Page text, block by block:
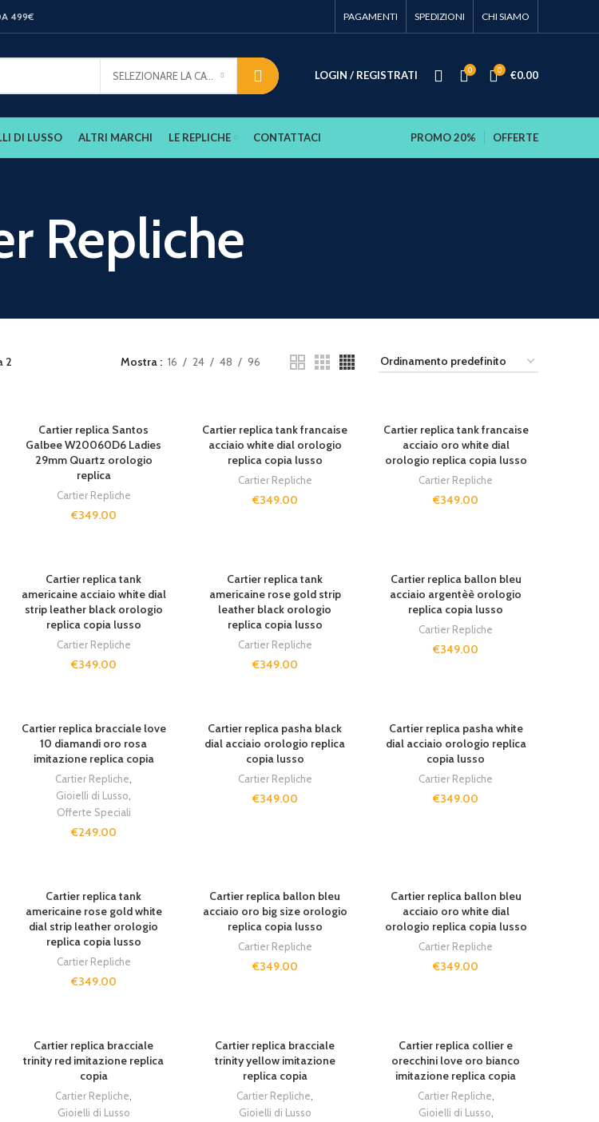
499€ PAGAMENTI SPEDIZIONI CHI SIAMO
SELEZIONARE LA CATEGORIA LOGIN / REGISTRATI 0 0 €0.00
DI LUSSO ALTRI MARCHI LE REPLICHE CONTATTACI PROMO 20% OFFERTE
Repliche
2 Mostra 16 24 48 96
Cartier replica Santos
Galbee W20060D6 Ladies
29mm Quartz orologio
replica
Cartier Repliche
€349.00
Cartier replica tank francaise
acciaio white dial orologio
replica copia lusso
Cartier Repliche
€349.00
Cartier replica tank francaise
acciaio oro white dial
orologio replica copia lusso
Cartier Repliche
€349.00
Cartier replica tank
americaine acciaio white dial
strip leather black orologio
replica copia lusso
Cartier Repliche
€349.00
Cartier replica tank
americaine rose gold strip
leather black orologio
replica copia lusso
Cartier Repliche
€349.00
Cartier replica ballon bleu
acciaio argentèè orologio
replica copia lusso
Cartier Repliche
€349.00
Cartier replica bracciale love
10 diamandi oro rosa
imitazione replica copia
Cartier Repliche
Gioielli di Lusso
Offerte Speciali
€249.00
Cartier replica pasha black
dial acciaio orologio replica
copia lusso
Cartier Repliche
€349.00
Cartier replica pasha white
dial acciaio orologio replica
copia lusso
Cartier Repliche
€349.00
Cartier replica tank
americaine rose gold white
dial strip leather orologio
replica copia lusso
Cartier Repliche
€349.00
Cartier replica ballon bleu
acciaio oro big size orologio
replica copia lusso
Cartier Repliche
€349.00
Cartier replica ballon bleu
acciaio oro white dial
orologio replica copia lusso
Cartier Repliche
€349.00
Cartier replica bracciale
trinity red imitazione replica
copia
Cartier Repliche
Gioielli di Lusso
Cartier replica bracciale
trinity yellow imitazione
replica copia
Cartier Repliche
Gioielli di Lusso
Cartier replica collier e
orecchini love oro bianco
imitazione replica copia
Cartier Repliche
Gioielli di Lusso